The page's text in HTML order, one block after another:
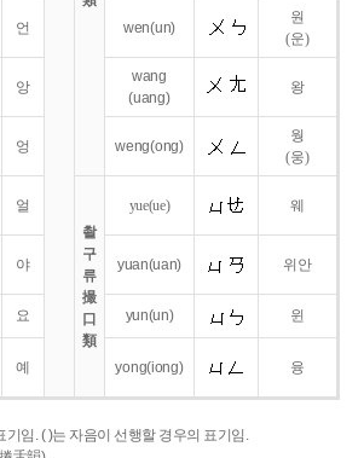
언 wen(un)
원
(운)
앙
wang
(uang)
왕
엉 weng(ong)
웡
(웅)
얼
촬
구
류
撮
口
類
yue(ue) 웨
야 yuan(uan) 위안
요 yun(un) 윈
예 yong(iong) 융
기임. ( )는 자음이 선행할 경우의 표기임.